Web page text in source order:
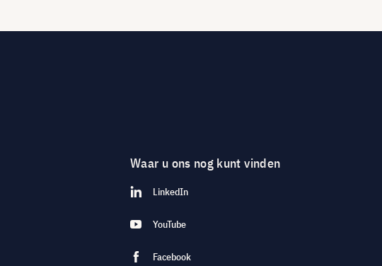
Waar u ons nog kunt vinden
LinkedIn
YouTube
Facebook